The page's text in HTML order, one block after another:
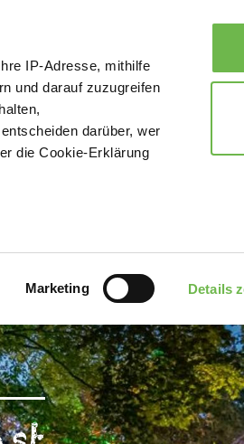
IP-Adresse, mithilfe
und darauf zuzugreifen
darüber, wer
die Cookie-Erklärung
identifizieren
für soziale Medien
dass Sie uns in
USA durch Google
Marketing Details
Suche